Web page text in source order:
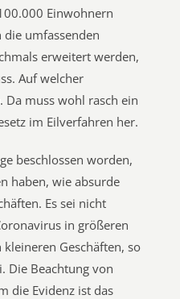
Einwohnern
umfassenden
erweitert werden,
Auf welcher
Da muss wohl rasch ein
im Eilverfahren her.
beschlossen worden,
haben, wie absurde
Es sei nicht
in größeren
Geschäften, so
Die Beachtung von
die Evidenz ist das